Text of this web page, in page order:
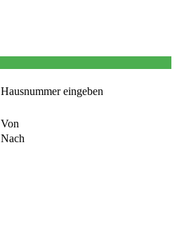
Hausnummer eingeben
Von
Nach